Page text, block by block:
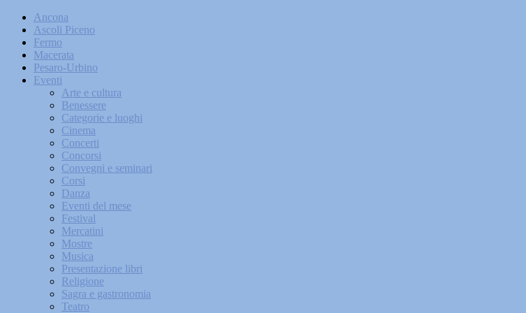
Ancona
Ascoli Piceno
Fermo
Macerata
Pesaro-Urbino
Eventi
Arte e cultura
Benessere
Categorie e luoghi
Cinema
Concerti
Concorsi
Convegni e seminari
Corsi
Danza
Eventi del mese
Festival
Mercatini
Mostre
Musica
Presentazione libri
Religione
Sagra e gastronomia
Teatro